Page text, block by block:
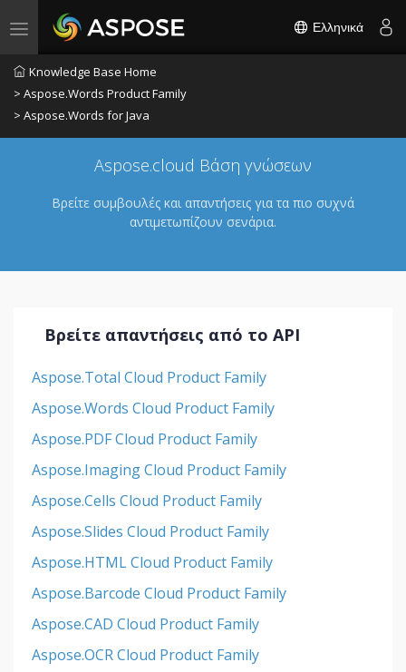
Toggle navigation Ελληνικά
Knowledge Base Home
> Aspose.Words Product Family
> Aspose.Words for Java
Aspose.cloud Βάση γνώσεων
Βρείτε συμβουλές και απαντήσεις για τα πιο συχνά
αντιμετωπίζουν σενάρια.
Βρείτε απαντήσεις από το API
Aspose.Total Cloud Product Family
Aspose.Words Cloud Product Family
Aspose.PDF Cloud Product Family
Aspose.Imaging Cloud Product Family
Aspose.Cells Cloud Product Family
Aspose.Slides Cloud Product Family
Aspose.HTML Cloud Product Family
Aspose.Barcode Cloud Product Family
Aspose.CAD Cloud Product Family
Aspose.OCR Cloud Product Family